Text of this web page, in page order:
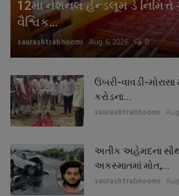
12મા નેશનલ હેન્ડલૂમ ડે
વૈશ્વિક...
saurashtrabhoomi Aug 6, 2026 0
ઉંબરી-વાવડી-
કરોડના...
saurashtrabhoomi
અતીક અહેમદના
અકસ્માતમાં મોત,...
saurashtrabhoomi